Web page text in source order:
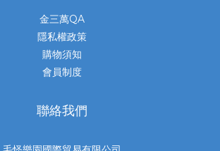
金三萬QA
隱私權政策
購物須知
會員制度
聯絡我們